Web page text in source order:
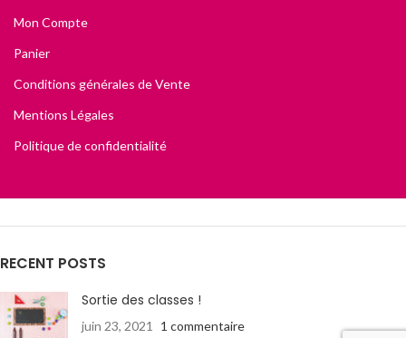
Mon Compte
Panier
Conditions générales de Vente
Mentions Légales
Politique de confidentialité
RECENT POSTS
Sortie des classes !
juin 23, 2021 1 commentaire